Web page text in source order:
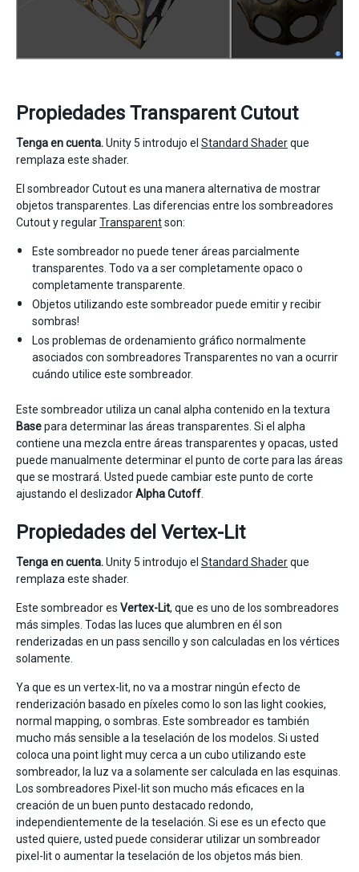
Propiedades Transparent Cutout
Tenga en cuenta.Unity 5 introdujo el Standard Shaderque
remplaza este shader.
El sombreador Cutout es una manera alternativa de mostrar
objetos transparentes. Las diferencias entre los sombreadores
Cutout y regularTransparentson:
Este sombreador no puede tener áreas parcialmente
transparentes. Todo va a ser completamente opaco o
completamente transparente.
Objetos utilizando este sombreador puede emitir y recibir
sombras!
Los problemas de ordenamiento gráfico normalmente
asociados con sombreadores Transparentes no van a ocurrir
cuándo utilice este sombreador.
Este sombreador utiliza un canal alpha contenido en la textura
Basepara determinar las áreas transparentes. Si el alpha
contiene una mezcla entre áreas transparentes y opacas, usted
puede manualmente determinar el punto de corte para las áreas
que se mostrará. Usted puede cambiar este punto de corte
ajustando el deslizadorAlpha Cutoff
Propiedades del Vertex-Lit
Tenga en cuenta.Unity 5 introdujo el Standard Shaderque
remplaza este shader.
Este sombreador es Vertex-Lit, que es uno de los sombreadores
más simples. Todas las luces que alumbren en él son
renderizadas en un pass sencillo y son calculadas en los vértices
solamente.
Ya que es un vertex-lit, no va a mostrar ningún efecto de
renderización basado en píxeles como lo son las light cookies,
normal mapping, o sombras. Este sombreador es también
mucho más sensible a la teselación de los modelos. Si usted
coloca una point light muy cerca a un cubo utilizando este
sombreador, la luz va a solamente ser calculada en las esquinas.
Los sombreadores Pixel-lit son mucho más eficaces en la
creación de un buen punto destacado redondo,
independientemente de la teselación. Si ese es un efecto que
usted quiere, usted puede considerar utilizar un sombreador
pixel-lit o aumentar la teselación de los objetos más bien.